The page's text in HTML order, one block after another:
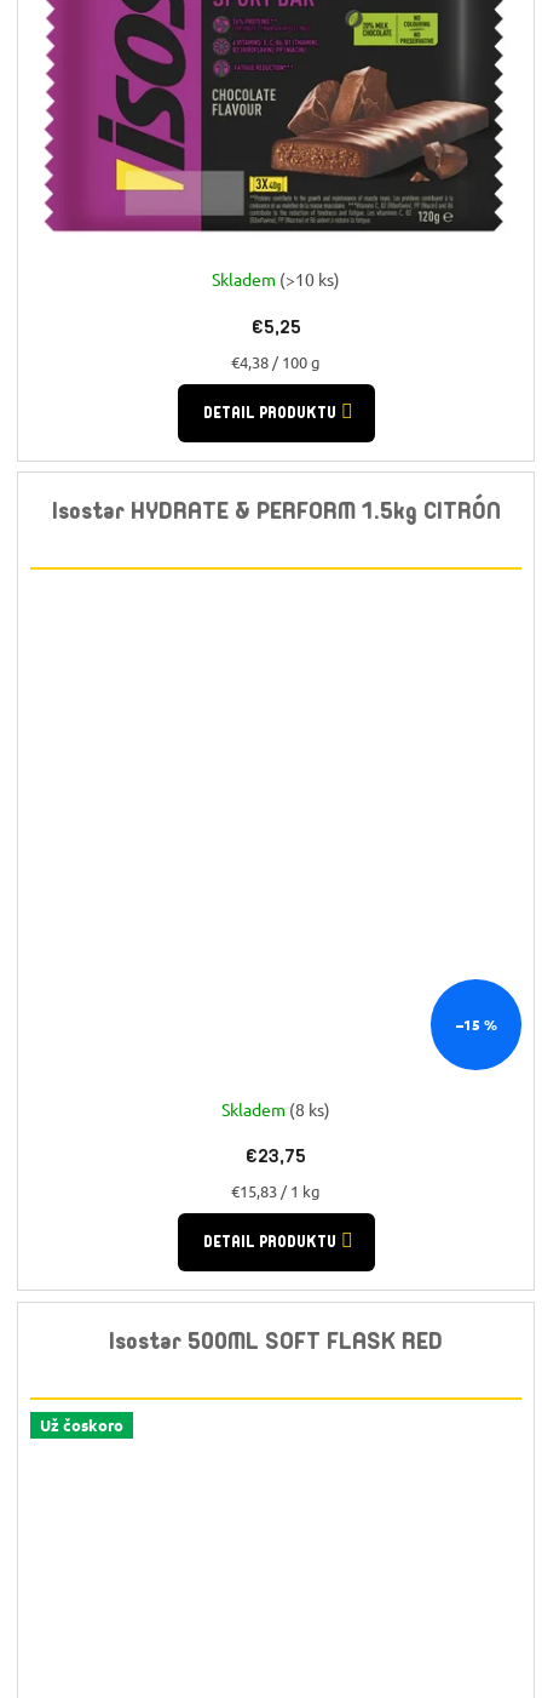
Skladem (>10 ks)
€5,25
Jednotková
cena:
€4,38 / 100 g
DETAIL PRODUKTU
Isostar HYDRATE & PERFORM 1.5kg CITRÓN
–15 %
Skladem (8 ks)
€23,75
Jednotková
cena:
€15,83 / 1 kg
DETAIL PRODUKTU
Isostar 500ML SOFT FLASK RED
Už čoskoro